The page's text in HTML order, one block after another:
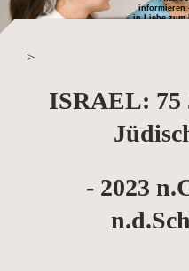
informieren -
in Liebe zum
>
ISRAEL: 75
- 2023